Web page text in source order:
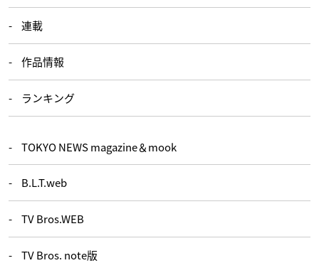
連載
作品情報
ランキング
TOKYO NEWS magazine＆mook
B.L.T.web
TV Bros.WEB
TV Bros. note版